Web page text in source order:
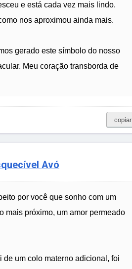
e está cada vez mais lindo.
nos aproximou ainda mais.
gerado este símbolo do nosso
Meu coração transborda de
copiar
Avó
por você que sonho com um
mais próximo, um amor permeado
de um colo materno adicional, foi